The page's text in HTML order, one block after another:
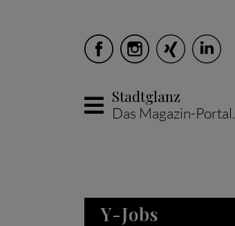
Stadtglanz
Das Magazin-Portal.
Y-Jobs